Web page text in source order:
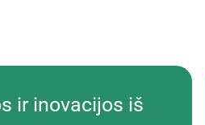
ir inovacijos iš